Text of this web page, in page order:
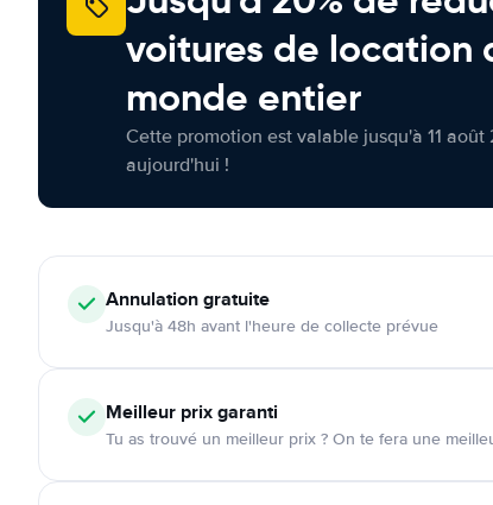
voitures de location
monde entier
Cette promotion est valable jusqu'à 11
aujourd'hui !
Annulationgratuite
Jusqu'à 48h avant l'heure de collecte prévue
Meilleur prix garanti
Tu as trouvé un meilleur prix ? On te fera une